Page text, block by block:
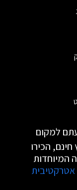
למקום
חינם, הכירו
המיוחדות
אטרקטיבית